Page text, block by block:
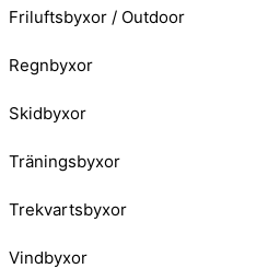
Friluftsbyxor / Outdoor
Regnbyxor
Skidbyxor
Träningsbyxor
Trekvartsbyxor
Vindbyxor